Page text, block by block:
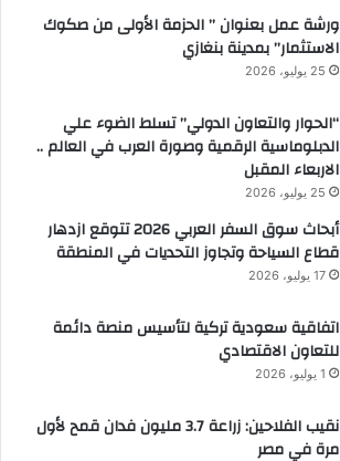
ورشة عمل بعنوان ” الحزمة الأولى من صكوك
الاستثمار” بمدينة بنغازي
25 يوليو، 2026
“الحوار والتعاون الدولي” تسلط الضوء علي
الدبلوماسية الرقمية وصورة العرب في العالم ..
الاربعاء المقبل
25 يوليو، 2026
أبحاث سوق السفر العربي 2026 تتوقع ازدهار
قطاع السياحة وتجاوز التحديات في المنطقة
17 يوليو، 2026
اتفاقية سعودية تركية لتأسيس منصة دائمة
للتعاون الاقتصادي
1 يوليو، 2026
نقيب الفلاحين: زراعة 3.7 مليون فدان قمح لأول
مرة في مصر